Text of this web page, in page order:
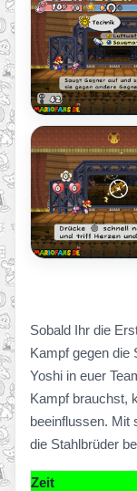
Sobald Ihr die
Kampf gegen die
Yoshi in euer
Kampf brauchst,
beeinflussen. Mit
die Stahlbrüder
Zeit